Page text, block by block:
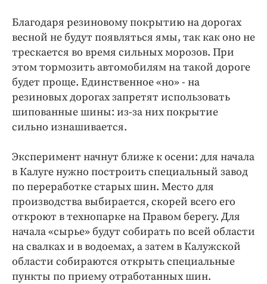
Благодаря резиновому покрытию на дорогах
весной не будут появляться ямы, так как оно не
трескается во время сильных морозов. При
этом тормозить автомобилям на такой дороге
будет проще. Единственное «но» - на
резиновых дорогах запретят использовать
шипованные шины: из-за них покрытие
сильно изнашивается.
Эксперимент начнут ближе к осени: для начала
в Калуге нужно построить специальный завод
по переработке старых шин. Место для
производства выбирается, скорей всего его
откроют в технопарке на Правом берегу. Для
начала «сырье» будут собирать по всей области
на свалках и в водоемах, а затем в Калужской
области собираются открыть специальные
пункты по приему отработанных шин.